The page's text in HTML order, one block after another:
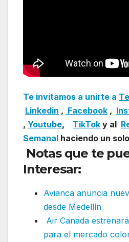
Te invitamos a unirte a
Linkedin , Facebook ,
, Youtube, TikTok y al
Semanal haciendo un
Notas que te
Interesar:
Avianca anuncia
desde Medellín
Air Canada
para el mercado